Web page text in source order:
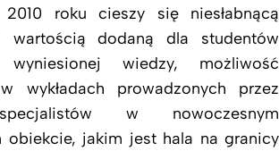
roku cieszy się niesłabnącą
wartością dodaną dla studentów
wiedzy, możliwość
wykładach prowadzonych przez
w nowoczesnym
obiekcie, jakim jest hala na granicy